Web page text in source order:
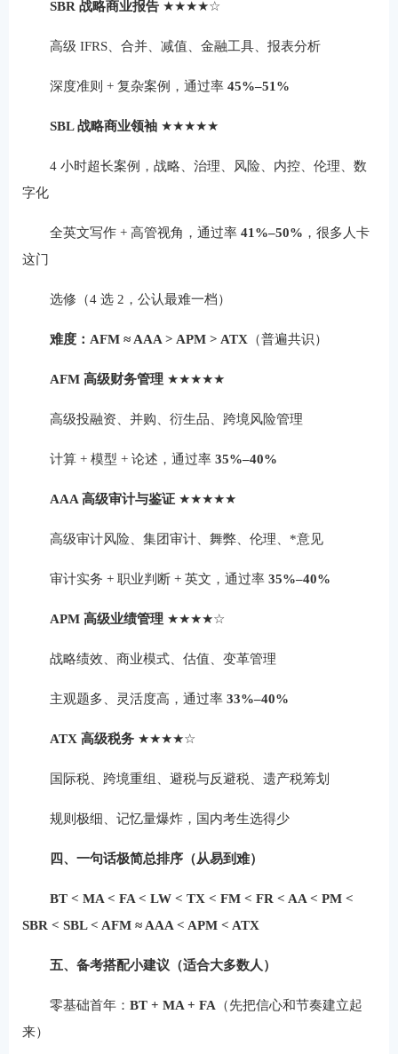
SBR 战略商业报告★★★★☆
高级 IFRS、合并、减值、金融工具、报表分析
深度准则 + 复杂案例，通过率 45%–51%
SBL 战略商业领袖★★★★★
4 小时超长案例，战略、治理、风险、内控、伦理、数
字化
全英文写作 + 高管视角，通过率 41%–50% ，很多人卡
这门
选修（4 选 2，公认最难一档）
难度：AFM ≈ AAA > APM > ATX （普遍共识）
AFM 高级财务管理★★★★★
高级投融资、并购、衍生品、跨境风险管理
计算 + 模型 + 论述，通过率 35%–40%
AAA 高级审计与鉴证★★★★★
高级审计风险、集团审计、舞弊、伦理、*意见
审计实务 + 职业判断 + 英文，通过率 35%–40%
APM 高级业绩管理★★★★☆
战略绩效、商业模式、估值、变革管理
主观题多、灵活度高，通过率 33%–40%
ATX 高级税务★★★★☆
国际税、跨境重组、避税与反避税、遗产税筹划
规则极细、记忆量爆炸，国内考生选得少
四、一句话极简总排序（从易到难）
BT < MA < FA < LW < TX < FM < FR < AA < PM <
SBR < SBL < AFM ≈ AAA < APM < ATX
五、备考搭配小建议（适合大多数人）
零基础首年： BT + MA + FA （先把信心和节奏建立起
来）